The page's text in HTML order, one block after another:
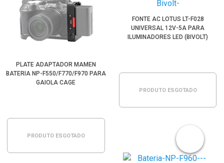
PLATE ADAPTADOR MAMEN
BATERIA NP-F550/F770/F970 PARA
GAIOLA CAGE
PRODUTO ESGOTADO
FONTE AC LOTUS LT-F028
UNIVERSAL 12V-5A PARA
ILUMINADORES LED (BIVOLT)
PRODUTO ESGOTADO